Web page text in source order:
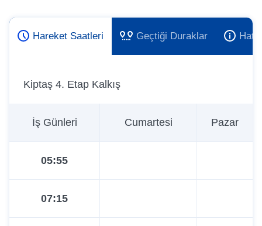
Hareket Saatleri Geçtiği Duraklar Hat
Kiptaş 4. Etap Kalkış
İş Günleri Cumartesi Pazar
05:55
07:15